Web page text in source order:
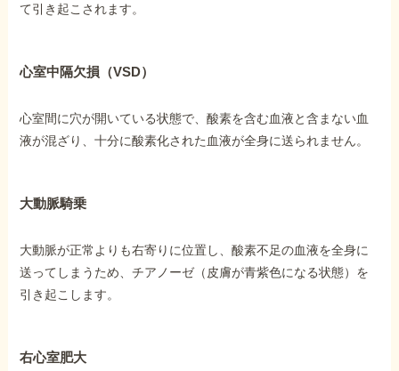
て引き起こされます。
心室中隔欠損（VSD）
心室間に穴が開いている状態で、酸素を含む血液と含まない血
液が混ざり、十分に酸素化された血液が全身に送られません。
大動脈騎乗
大動脈が正常よりも右寄りに位置し、酸素不足の血液を全身に
送ってしまうため、チアノーゼ（皮膚が青紫色になる状態）を
引き起こします。
右心室肥大